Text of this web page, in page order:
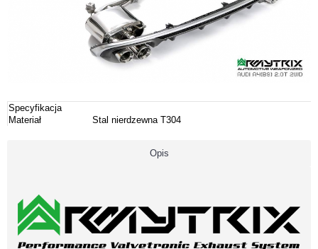
Specyfikacja
Materiał
Stal nierdzewna T304
Opis